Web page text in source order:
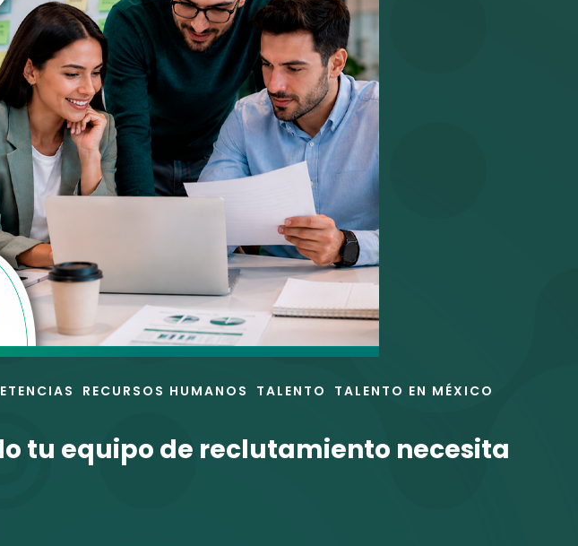
RECURSOS HUMANOS TALENTO
TALENTO EN MÉXICO
tu equipo de reclutamiento necesita